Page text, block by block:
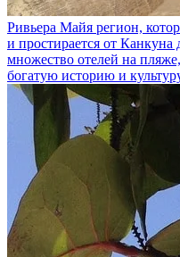
Ривьера Майя регион,
и простирается от
множество отелей на
богатую историю и